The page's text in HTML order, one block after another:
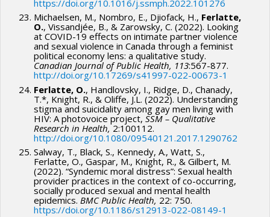
https://doi.org/10.1016/j.ssmph.2022.101276
Michaelsen, M., Nombro, E., Djiofack, H., Ferlatte,
O., Vissandjée, B., & Zarowsky, C. (2022). Looking
at COVID-19 effects on intimate partner violence
and sexual violence in Canada through a feminist
political economy lens: a qualitative study.
Canadian Journal of Public Health, 113:567-877.
http://doi.org/10.17269/s41997-022-00673-1
Ferlatte, O., Handlovsky, I., Ridge, D., Chanady,
T.*, Knight, R., & Oliffe, J.L. (2022). Understanding
stigma and suicidality among gay men living with
HIV: A photovoice project, SSM – Qualitative
Research in Health,2:100112.
http://doi.org/10.1080/09540121.2017.1290762
Salway, T., Black, S., Kennedy, A., Watt, S.,
Ferlatte, O., Gaspar, M., Knight, R., & Gilbert, M.
(2022). “Syndemic moral distress”: Sexual health
provider practices in the context of co-occurring,
socially produced sexual and mental health
epidemics. BMC Public Health, 22: 750.
https://doi.org/10.1186/s12913-022-08149-1